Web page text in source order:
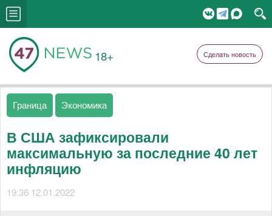
18+ Сделать новость
Граница Экономика
В США зафиксировали
максимальную за последние 40 лет
инфляцию
19:36 12.01.2022